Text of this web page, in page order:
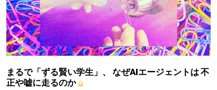
まるで「ずる賢い学生」、 なぜAIエージェントは不
正や嘘に走るのか